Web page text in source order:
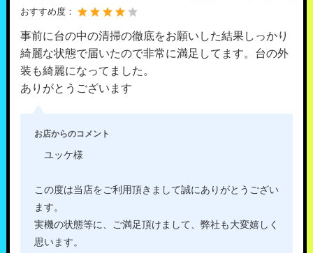
おすすめ度：
事前に台の中の清掃の徹底をお願いした結果しっかり
綺麗な状態で届いたので非常に満足してます。台の外
装も綺麗になってました。
ありがとうございます
お店からのコメント
ユッケ様
この度は当店をご利用頂きまして誠にありがとうござい
ます。
実機の状態等に、ご満足頂けまして、弊社も大変嬉しく
思います。